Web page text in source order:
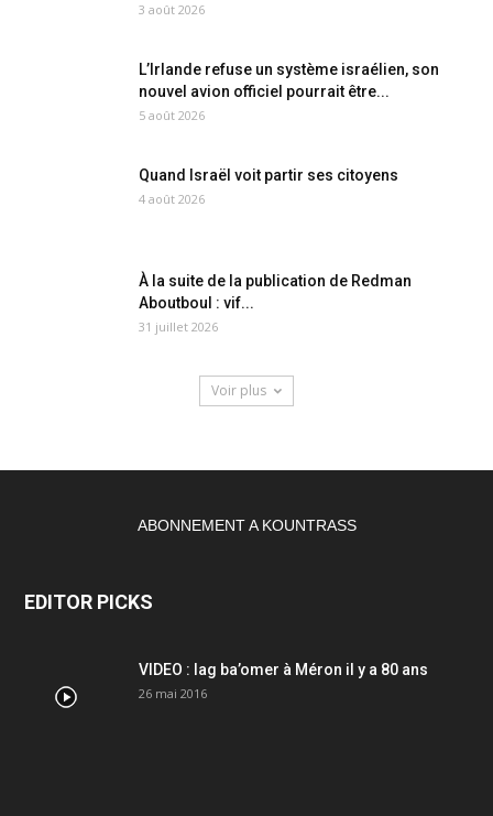
3 août 2026
L’Irlande refuse un système israélien, son
nouvel avion officiel pourrait être...
5 août 2026
Quand Israël voit partir ses citoyens
4 août 2026
À la suite de la publication de Redman
Aboutboul : vif...
31 juillet 2026
Voir plus
ABONNEMENT A KOUNTRASS
EDITOR PICKS
VIDEO : lag ba’omer à Méron il y a 80 ans
26 mai 2016